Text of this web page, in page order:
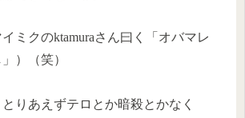
ミクのktamuraさん曰く「オバマレ
）（笑）
りあえずテロとか暗殺とかなく